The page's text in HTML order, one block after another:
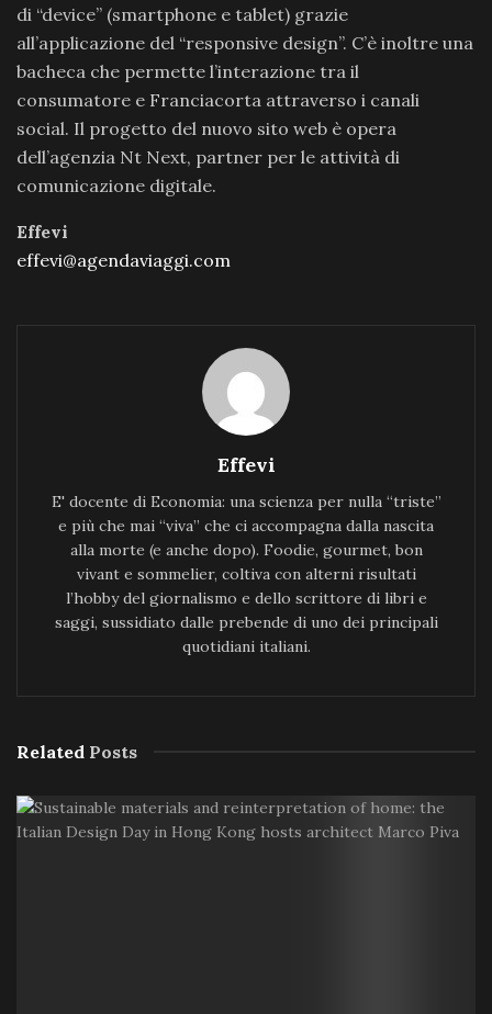
di “device” (smartphone e tablet) grazie
all’applicazione del “responsive design”. C’è inoltre una
bacheca che permette l’interazione tra il
consumatore e Franciacorta attraverso i canali
social. Il progetto del nuovo sito web è opera
dell’agenzia Nt Next, partner per le attività di
comunicazione digitale.
Effevi
effevi@agendaviaggi.com
Effevi
E' docente di Economia: una scienza per nulla “triste”
e più che mai “viva” che ci accompagna dalla nascita
alla morte (e anche dopo). Foodie, gourmet, bon
vivant e sommelier, coltiva con alterni risultati
l’hobby del giornalismo e dello scrittore di libri e
saggi, sussidiato dalle prebende di uno dei principali
quotidiani italiani.
Related Posts